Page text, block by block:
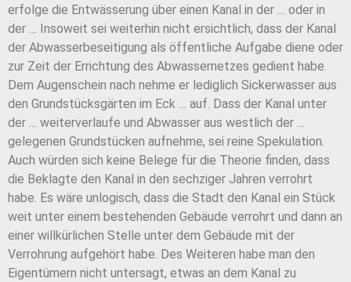
erfolge die Entwässerung über einen Kanal in der … oder in
der … Insoweit sei weiterhin nicht ersichtlich, dass der Kanal
der Abwasserbeseitigung als öffentliche Aufgabe diene oder
zur Zeit der Errichtung des Abwassernetzes gedient habe.
Dem Augenschein nach nehme er lediglich Sickerwasser aus
den Grundstücksgärten im Eck … auf. Dass der Kanal unter
der … weiterverlaufe und Abwasser aus westlich der …
gelegenen Grundstücken aufnehme, sei reine Spekulation.
Auch würden sich keine Belege für die Theorie finden, dass
die Beklagte den Kanal in den sechziger Jahren verrohrt
habe. Es wäre unlogisch, dass die Stadt den Kanal ein Stück
weit unter einem bestehenden Gebäude verrohrt und dann an
einer willkürlichen Stelle unter dem Gebäude mit der
Verrohrung aufgehört habe. Des Weiteren habe man den
Eigentümern nicht untersagt, etwas an dem Kanal zu